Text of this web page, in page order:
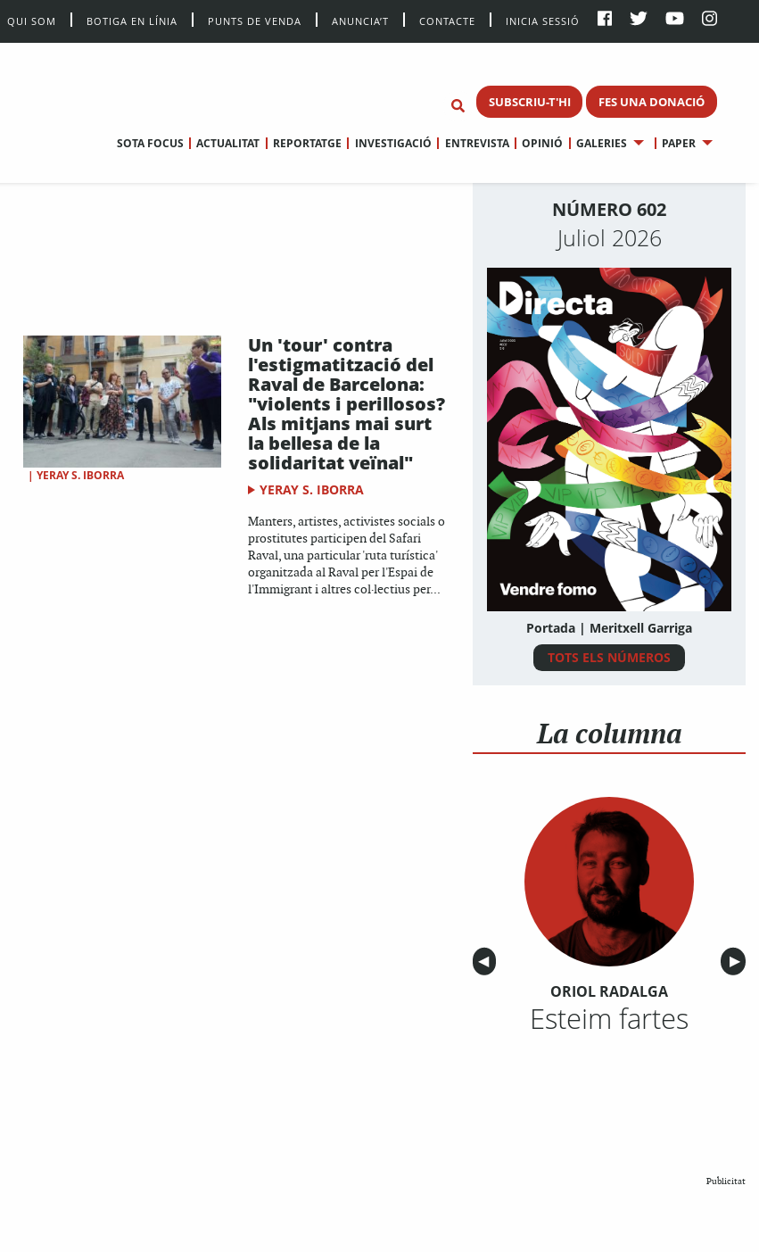
QUI SOM BOTIGA EN LÍNIA PUNTS DE VENDA ANUNCIA’T CONTACTE INICIA SESSIÓ
SUBSCRIU-T'HI FES UNA DONACIÓ
SOTA FOCUS ACTUALITAT REPORTATGE INVESTIGACIÓ ENTREVISTA OPINIÓ GALERIES PAPER
| YERAY S. IBORRA
Un 'tour' contra
l'estigmatització del
Raval de Barcelona:
"violents i perillosos?
Als mitjans mai surt
la bellesa de la
solidaritat veïnal"
YERAY S. IBORRA
Manters, artistes, activistes socials o
prostitutes participen del Safari
Raval, una particular 'ruta turística'
organitzada al Raval per l'Espai de
l'Immigrant i altres col·lectius per...
NÚMERO 602
Juliol 2026
Portada | Meritxell Garriga
TOTS ELS NÚMEROS
La columna
Anterior
◀︎ ▶︎
ORIOL RADALGA
Esteim fartes
Publicitat